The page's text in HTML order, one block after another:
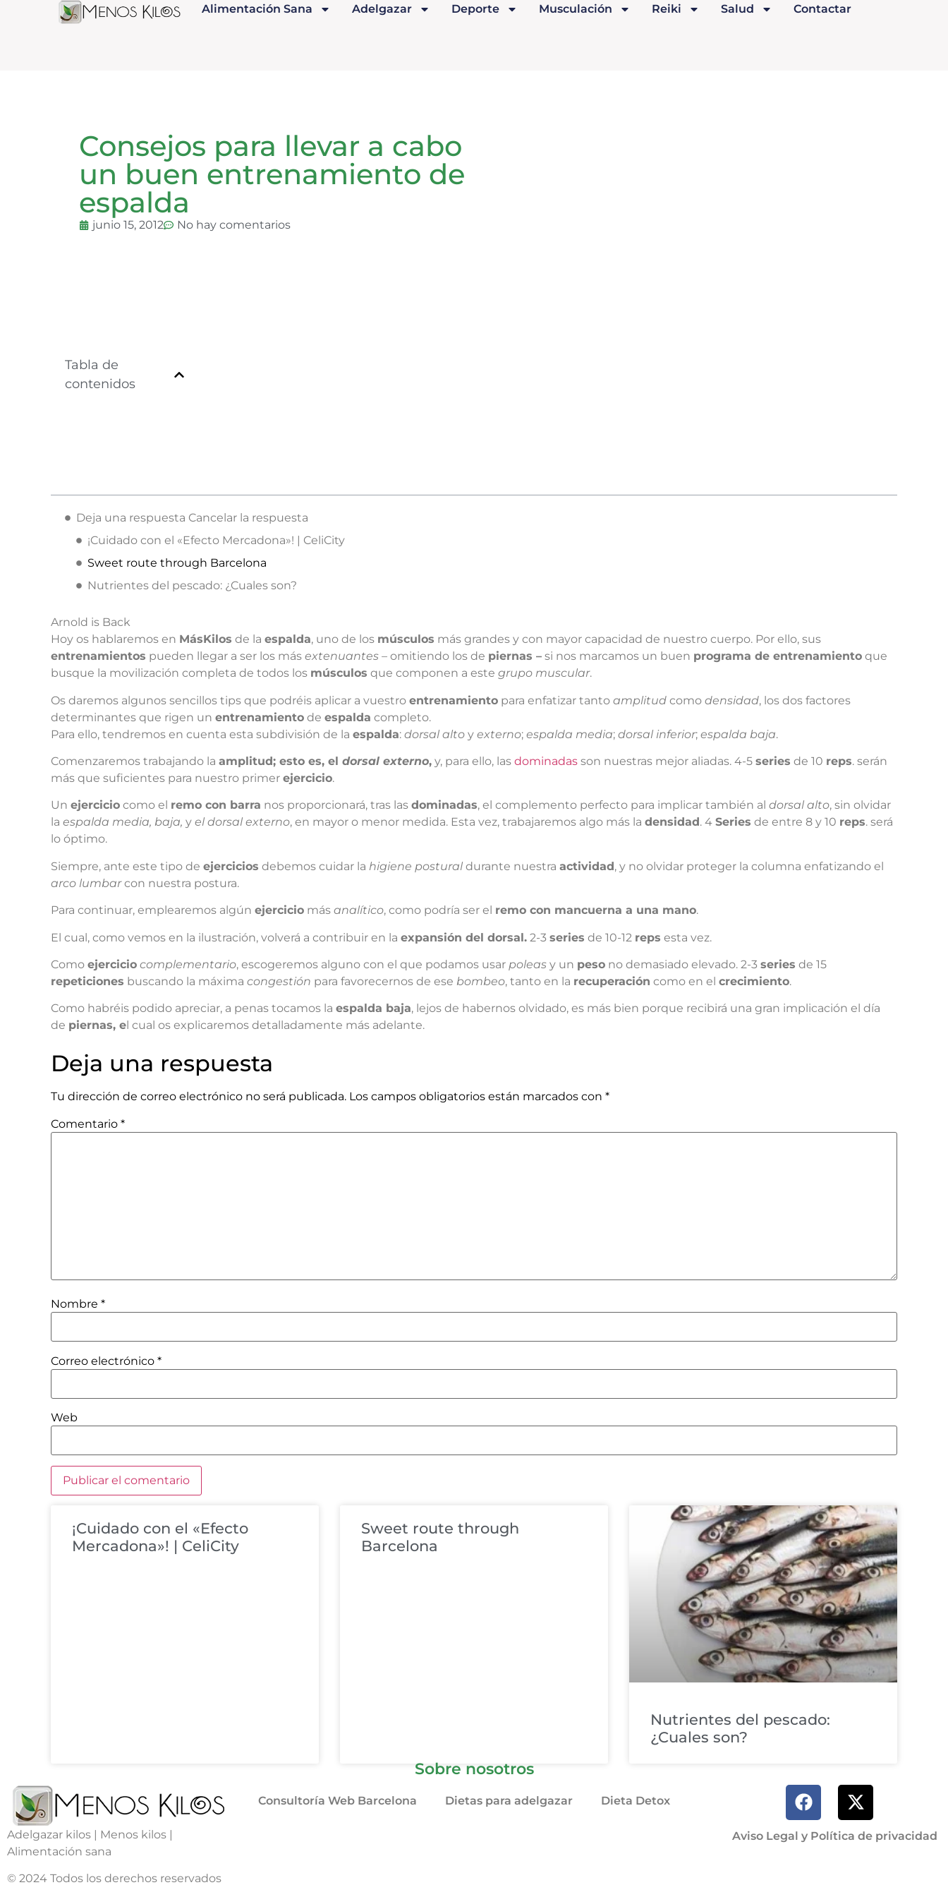
Alimentación Sana Adelgazar Deporte Musculación Reiki Salud Contactar
Consejos para llevar a cabo
un buen entrenamiento de
espalda
junio 15, 2012 No hay comentarios
Tabla de
contenidos
Deja una respuesta Cancelar la respuesta
¡Cuidado con el «Efecto Mercadona»! | CeliCity
Sweet route through Barcelona
Nutrientes del pescado: ¿Cuales son?
Arnold is Back
Hoy os hablaremos en MásKilos de la espalda, uno de los músculos más grandes y con mayor capacidad de nuestro cuerpo. Por ello, sus
entrenamientos pueden llegar a ser los más extenuantes – omitiendo los de piernas – si nos marcamos un buen programa de entrenamiento que
busque la movilización completa de todos los músculos que componen a este grupo muscular.
Os daremos algunos sencillos tips que podréis aplicar a vuestro entrenamiento para enfatizar tanto amplitud como densidad, los dos factores
determinantes que rigen un entrenamiento de espalda completo.
Para ello, tendremos en cuenta esta subdivisión de la espalda: dorsal alto y externo; espalda media; dorsal inferior; espalda baja.
Comenzaremos trabajando la amplitud; esto es, el dorsal externo, y, para ello, las dominadas son nuestras mejor aliadas. 4-5 series de 10 reps. serán
más que suficientes para nuestro primer ejercicio.
Un ejercicio como el remo con barra nos proporcionará, tras las dominadas, el complemento perfecto para implicar también al dorsal alto, sin olvidar
la espalda media, baja, y el dorsal externo, en mayor o menor medida. Esta vez, trabajaremos algo más la densidad . 4 Series de entre 8 y 10 reps. será
lo óptimo.
Siempre, ante este tipo de ejercicios debemos cuidar la higiene postural durante nuestra actividad, y no olvidar proteger la columna enfatizando el
arco lumbarcon nuestra postura.
Para continuar, emplearemos algún ejercicio más analítico, como podría ser el remo con mancuerna a una mano.
El cual, como vemos en la ilustración, volverá a contribuir en la expansión del dorsal. 2-3 series de 10-12 reps esta vez.
Como ejercicio complementario, escogeremos alguno con el que podamos usar poleas y un peso no demasiado elevado. 2-3 series de 15
repeticiones buscando la máxima congestión para favorecernos de ese bombeo, tanto en la recuperación como en el crecimiento.
Como habréis podido apreciar, a penas tocamos la espalda baja, lejos de habernos olvidado, es más bien porque recibirá una gran implicación el día
de piernas, e l cual os explicaremos detalladamente más adelante.
Deja una respuesta
Tu dirección de correo electrónico no será publicada. Los campos obligatorios están marcados con *
Comentario *
Nombre *
Correo electrónico *
Web
¡Cuidado con el «Efecto
Mercadona»! | CeliCity
Sweet route through
Barcelona
Nutrientes del pescado:
¿Cuales son?
Adelgazar kilos | Menos kilos |
Alimentación sana
© 2024 Todos los derechos reservados
Sobre nosotros
Consultoría Web Barcelona Dietas para adelgazar Dieta Detox
Aviso Legal y Política de privacidad